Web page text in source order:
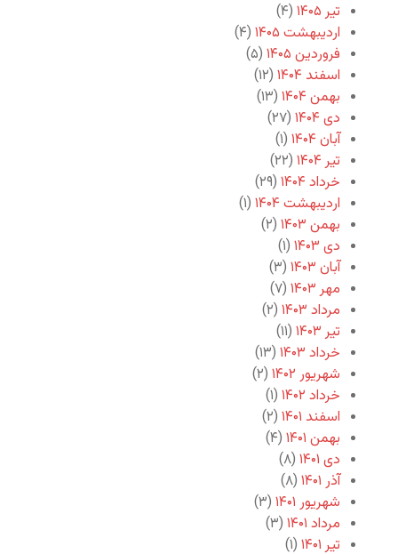
تیر ۱۴۰۵
(۴)
اردیبهشت ۱۴۰۵
(۴)
فروردین ۱۴۰۵
(۵)
اسفند ۱۴۰۴
(۱۲)
بهمن ۱۴۰۴
(۱۳)
دی ۱۴۰۴
(۲۷)
آبان ۱۴۰۴
(۱)
تیر ۱۴۰۴
(۲۲)
خرداد ۱۴۰۴
(۲۹)
اردیبهشت ۱۴۰۴
(۱)
بهمن ۱۴۰۳
(۲)
دی ۱۴۰۳
(۱)
آبان ۱۴۰۳
(۳)
مهر ۱۴۰۳
(۷)
مرداد ۱۴۰۳
(۲)
تیر ۱۴۰۳
(۱۱)
خرداد ۱۴۰۳
(۱۳)
شهریور ۱۴۰۲
(۲)
خرداد ۱۴۰۲
(۱)
اسفند ۱۴۰۱
(۲)
بهمن ۱۴۰۱
(۴)
دی ۱۴۰۱
(۸)
آذر ۱۴۰۱
(۸)
شهریور ۱۴۰۱
(۳)
مرداد ۱۴۰۱
(۳)
تیر ۱۴۰۱
(۱)